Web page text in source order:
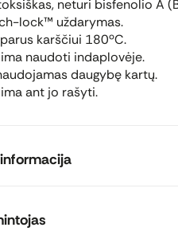
neturi bisfenolio A
lock™ uždarymas.
karščiui 180ºC.
naudoti indaplovėje.
daugybę kartų.
ant jo rašyti.